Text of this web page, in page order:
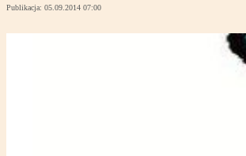
Publikacja: 05.09.2014 07:00